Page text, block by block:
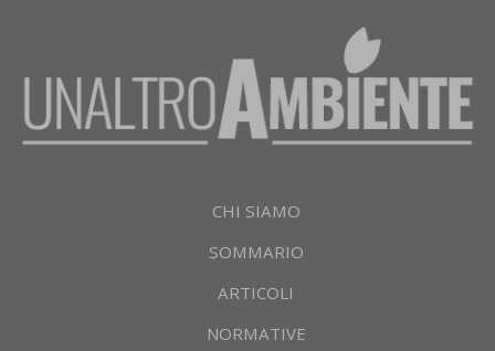
CHI SIAMO
SOMMARIO
ARTICOLI
NORMATIVE